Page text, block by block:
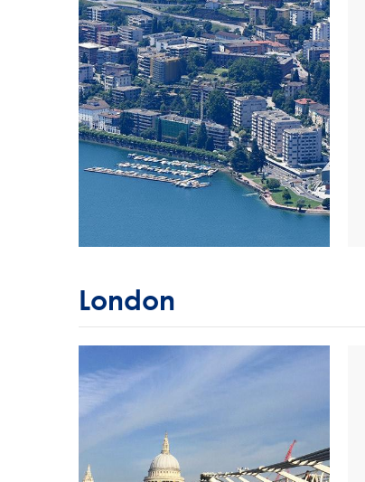
London